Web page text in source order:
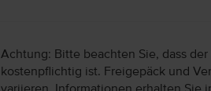
Achtung: Bitte beachten Sie, dass
kostenpflichtig ist. Freigepäck und